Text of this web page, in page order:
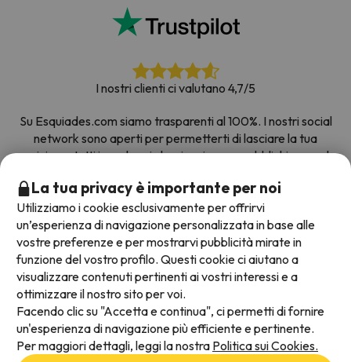
I nostri clienti ci valutano 4,7/5
Su Esquiades.com siamo trasparenti al 100%. I nostri social
network sono aperti per permetterti di lasciare la tua
opinione, tutti i sondaggi che riceviamo e pubblichiamo sul
Prenota con fiducia|Più di 700.000 persone hanno
prenotato la loro settimana bianca con Esquiades.com
Metodi di pagamento disponibili
La tua privacy è importante per noi
Utilizziamo i cookie esclusivamente per offrirvi
un’esperienza di navigazione personalizzata in base alle
vostre preferenze e per mostrarvi pubblicità mirate in
funzione del vostro profilo. Questi cookie ci aiutano a
visualizzare contenuti pertinenti ai vostri interessi e a
ottimizzare il nostro sito per voi.
Facendo clic su "Accetta e continua", ci permetti di fornire
un'esperienza di navigazione più efficiente e pertinente.
Per maggiori dettagli, leggi la nostra Politica sui Cookies.